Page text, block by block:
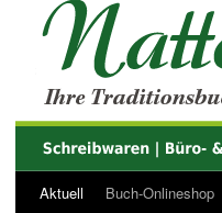
Aktuell Buch-Onlineshop